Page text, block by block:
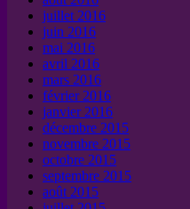
juillet 2016
juin 2016
mai 2016
avril 2016
mars 2016
février 2016
janvier 2016
décembre 2015
novembre 2015
octobre 2015
septembre 2015
août 2015